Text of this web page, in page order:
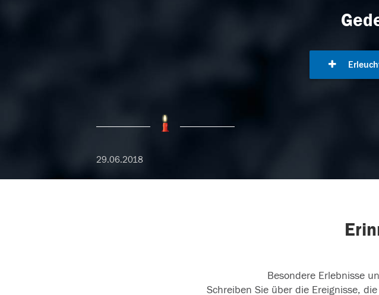
29.06.2018
Besondere Erlebnisse
Schreiben Sie über die Ereignisse,